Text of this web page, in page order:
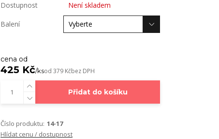
Dostupnost Není skladem
Balení
cena od
425 Kč/ksod 379 Kčbez DPH
Přidat do košíku
Číslo produktu: 14-17
Hlídat cenu / dostupnost